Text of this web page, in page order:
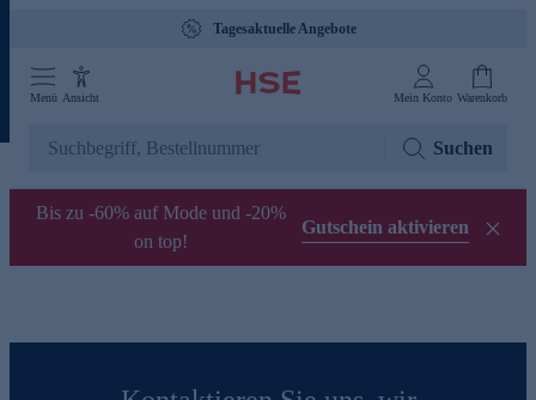
Tagesaktuelle Angebote
Menü Ansicht Mein Konto Warenkorb
Suchen
Bis zu -60% auf Mode und -20%
on top!
Gutschein aktivieren